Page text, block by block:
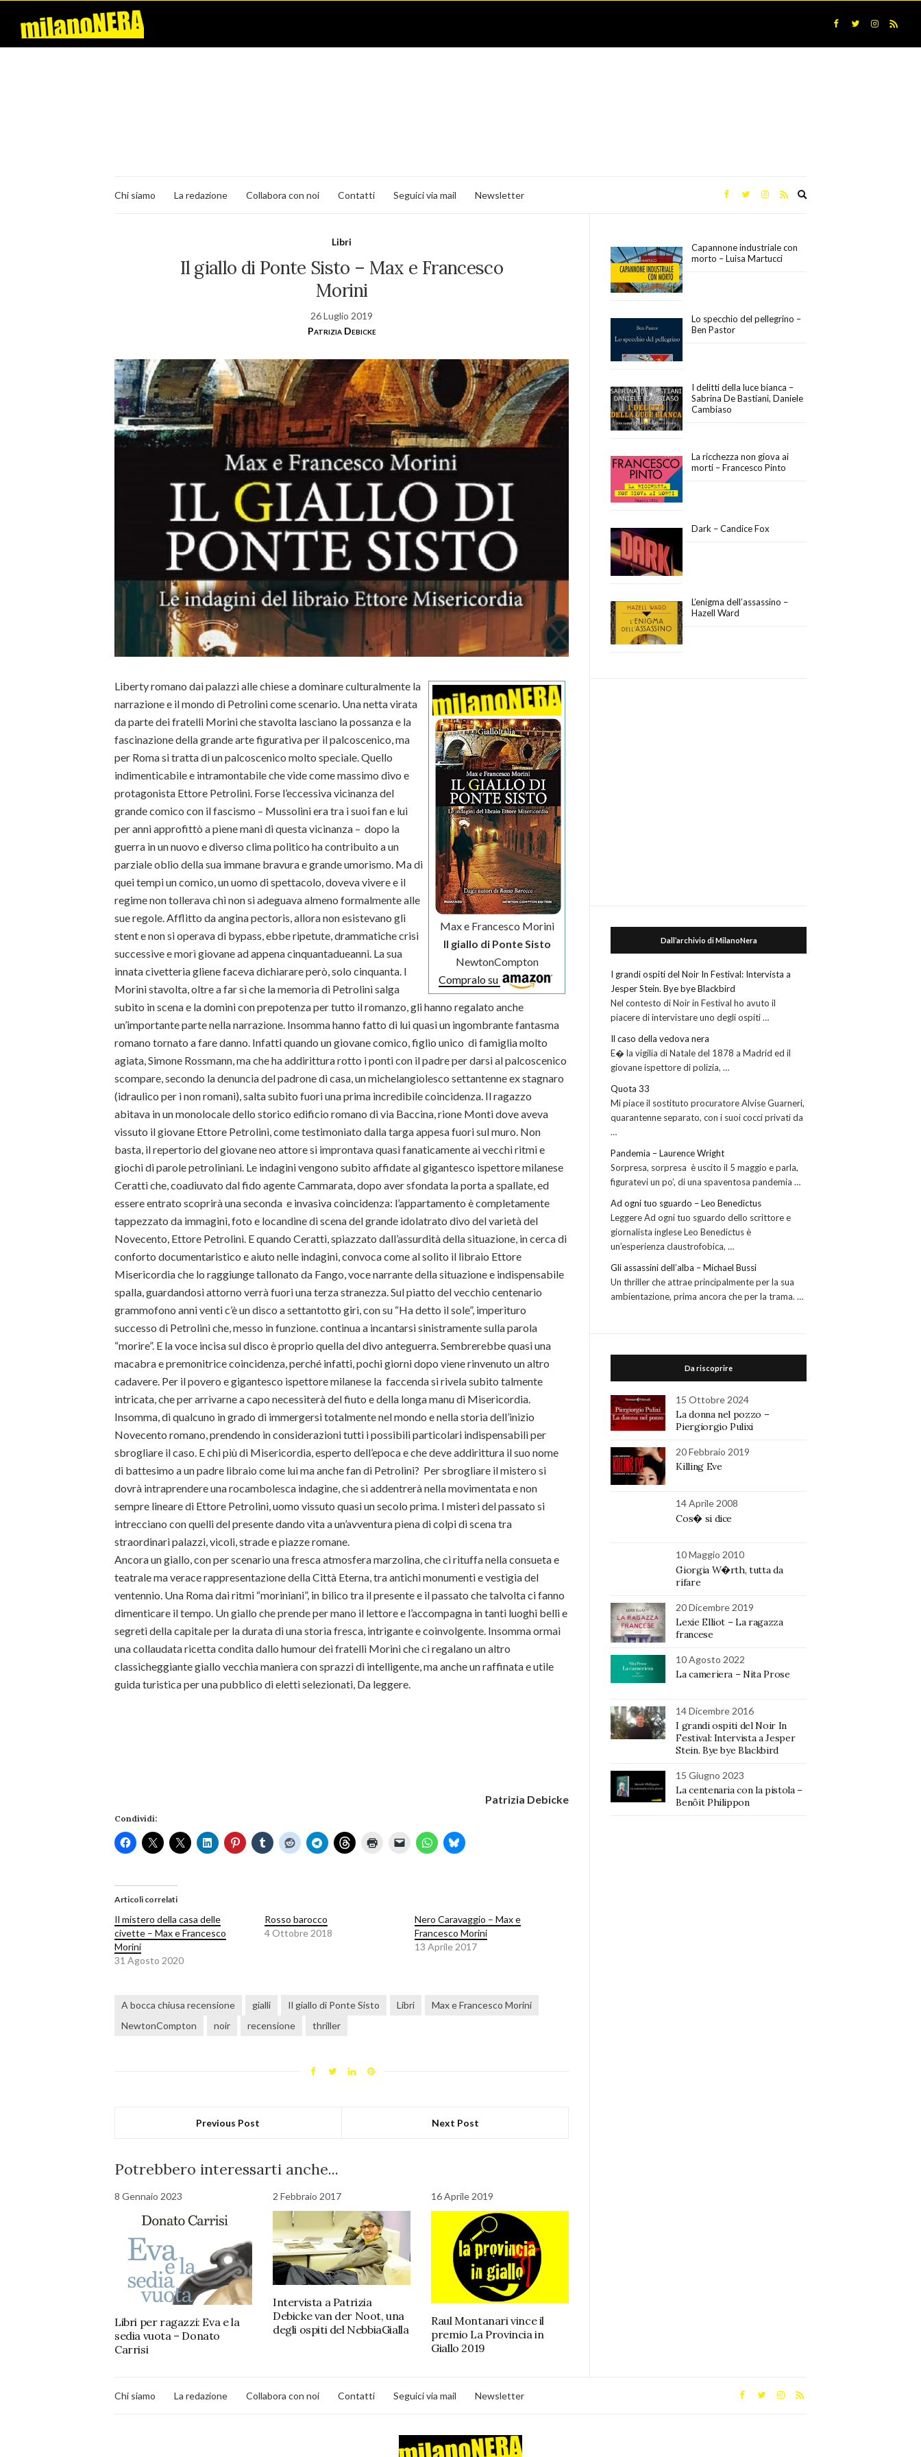
Chi siamo La redazione Collabora con noi Contatti Seguici via mail Newsletter
Libri
Il giallo di Ponte Sisto – Max e Francesco
Morini
26 Luglio 2019
Patrizia Debicke
Max e Francesco Morini
Il giallo di Ponte Sisto
NewtonCompton
Compralo su
Liberty romano dai palazzi alle chiese a dominare culturalmente la
narrazione e il mondo di Petrolini come scenario. Una netta virata
da parte dei fratelli Morini che stavolta lasciano la possanza e la
fascinazione della grande arte figurativa per il palcoscenico, ma
per Roma si tratta di un palcoscenico molto speciale. Quello
indimenticabile e intramontabile che vide come massimo divo e
protagonista Ettore Petrolini. Forse l’eccessiva vicinanza del
grande comico con il fascismo – Mussolini era tra i suoi fan e lui
per anni approfittò a piene mani di questa vicinanza – dopo la
guerra in un nuovo e diverso clima politico ha contribuito a un
parziale oblio della sua immane bravura e grande umorismo. Ma di
quei tempi un comico, un uomo di spettacolo, doveva vivere e il
regime non tollerava chi non si adeguava almeno formalmente alle
sue regole. Afflitto da angina pectoris, allora non esistevano gli
stent e non si operava di bypass, ebbe ripetute, drammatiche crisi
successive e morì giovane ad appena cinquantadueanni. La sua
innata civetteria gliene faceva dichiarare però, solo cinquanta. I
Morini stavolta, oltre a far sì che la memoria di Petrolini salga
subito in scena e la domini con prepotenza per tutto il romanzo, gli hanno regalato anche
un’importante parte nella narrazione. Insomma hanno fatto di lui quasi un ingombrante fantasma
romano tornato a fare danno. Infatti quando un giovane comico, figlio unico di famiglia molto
agiata, Simone Rossmann, ma che ha addirittura rotto i ponti con il padre per darsi al palcoscenico
scompare, secondo la denuncia del padrone di casa, un michelangiolesco settantenne ex stagnaro
(idraulico per i non romani), salta subito fuori una prima incredibile coincidenza. Il ragazzo
abitava in un monolocale dello storico edificio romano di via Baccina, rione Monti dove aveva
vissuto il giovane Ettore Petrolini, come testimoniato dalla targa appesa fuori sul muro. Non
basta, il repertorio del giovane neo attore si improntava quasi fanaticamente ai vecchi ritmi e
giochi di parole petroliniani. Le indagini vengono subito affidate al gigantesco ispettore milanese
Ceratti che, coadiuvato dal fido agente Cammarata, dopo aver sfondata la porta a spallate, ed
essere entrato scoprirà una seconda e invasiva coincidenza: l’appartamento è completamente
tappezzato da immagini, foto e locandine di scena del grande idolatrato divo del varietà del
Novecento, Ettore Petrolini. E quando Ceratti, spiazzato dall’assurdità della situazione, in cerca di
conforto documentaristico e aiuto nelle indagini, convoca come al solito il libraio Ettore
Misericordia che lo raggiunge tallonato da Fango, voce narrante della situazione e indispensabile
spalla, guardandosi attorno verrà fuori una terza stranezza. Sul piatto del vecchio centenario
grammofono anni venti c’è un disco a settantotto giri, con su “Ha detto il sole”, imperituro
successo di Petrolini che, messo in funzione. continua a incantarsi sinistramente sulla parola
“morire”. E la voce incisa sul disco è proprio quella del divo anteguerra. Sembrerebbe quasi una
macabra e premonitrice coincidenza, perché infatti, pochi giorni dopo viene rinvenuto un altro
cadavere. Per il povero e gigantesco ispettore milanese la faccenda si rivela subito talmente
intricata, che per arrivarne a capo necessiterà del fiuto e della longa manu di Misericordia.
Insomma, di qualcuno in grado di immergersi totalmente nel mondo e nella storia dell’inizio
Novecento romano, prendendo in considerazioni tutti i possibili particolari indispensabili per
sbrogliare il caso. E chi più di Misericordia, esperto dell’epoca e che deve addirittura il suo nome
di battesimo a un padre libraio come lui ma anche fan di Petrolini? Per sbrogliare il mistero si
dovrà intraprendere una rocambolesca indagine, che si addentrerà nella movimentata e non
sempre lineare di Ettore Petrolini, uomo vissuto quasi un secolo prima. I misteri del passato si
intrecciano con quelli del presente dando vita a un’avventura piena di colpi di scena tra
straordinari palazzi, vicoli, strade e piazze romane.
Ancora un giallo, con per scenario una fresca atmosfera marzolina, che ci rituffa nella consueta e
teatrale ma verace rappresentazione della Città Eterna, tra antichi monumenti e vestigia del
ventennio. Una Roma dai ritmi “moriniani”, in bilico tra il presente e il passato che talvolta ci fanno
dimenticare il tempo. Un giallo che prende per mano il lettore e l’accompagna in tanti luoghi belli e
segreti della capitale per la durata di una storia fresca, intrigante e coinvolgente. Insomma ormai
una collaudata ricetta condita dallo humour dei fratelli Morini che ci regalano un altro
classicheggiante giallo vecchia maniera con sprazzi di intelligente, ma anche un raffinata e utile
guida turistica per una pubblico di eletti selezionati, Da leggere.
Patrizia Debicke
Condividi:
Articoli correlati
Il mistero della casa delle
civette – Max e Francesco
Morini
31 Agosto 2020
Rosso barocco
4 Ottobre 2018
Nero Caravaggio – Max e
Francesco Morini
13 Aprile 2017
A bocca chiusa recensione gialli Il giallo di Ponte Sisto Libri
Max e Francesco Morini
NewtonCompton
noir recensione thriller
Previous Post Next Post
Potrebbero interessarti anche...
8 Gennaio 2023
Libri per ragazzi: Eva e la
sedia vuota – Donato
Carrisi
2 Febbraio 2017
Intervista a Patrizia
Debicke van der Noot, una
degli ospiti del NebbiaGialla
16 Aprile 2019
Raul Montanari vince il
premio La Provincia in
Giallo 2019
Capannone industriale con
morto – Luisa Martucci
Lo specchio del pellegrino –
Ben Pastor
I delitti della luce bianca –
Sabrina De Bastiani, Daniele
Cambiaso
La ricchezza non giova ai
morti – Francesco Pinto
Dark – Candice Fox
L’enigma dell’assassino –
Hazell Ward
Dall’archivio di MilanoNera
I grandi ospiti del Noir In Festival: Intervista a
Jesper Stein. Bye bye Blackbird
Nel contesto di Noir in Festival ho avuto il
piacere di intervistare uno degli ospiti …
Il caso della vedova nera
E� la vigilia di Natale del 1878 a Madrid ed il
giovane ispettore di polizia, …
Quota 33
Mi piace il sostituto procuratore Alvise Guarneri,
quarantenne separato, con i suoi cocci privati da
…
Pandemia – Laurence Wright
Sorpresa, sorpresa è uscito il 5 maggio e parla,
figuratevi un po’, di una spaventosa pandemia …
Ad ogni tuo sguardo – Leo Benedictus
Leggere Ad ogni tuo sguardo dello scrittore e
giornalista inglese Leo Benedictus è
un’esperienza claustrofobica, …
Gli assassini dell’alba – Michael Bussi
Un thriller che attrae principalmente per la sua
ambientazione, prima ancora che per la trama. …
Da riscoprire
15 Ottobre 2024
La donna nel pozzo –
Piergiorgio Pulixi
20 Febbraio 2019
Killing Eve
14 Aprile 2008
Cos� si dice
10 Maggio 2010
Giorgia W�rth, tutta da
rifare
20 Dicembre 2019
Lexie Elliot – La ragazza
francese
10 Agosto 2022
La cameriera – Nita Prose
14 Dicembre 2016
I grandi ospiti del Noir In
Festival: Intervista a Jesper
Stein. Bye bye Blackbird
15 Giugno 2023
La centenaria con la pistola –
Benôit Philippon
Chi siamo La redazione Collabora con noi Contatti Seguici via mail Newsletter